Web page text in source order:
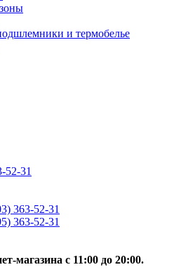
и термобелье
52-31
363-52-31
363-52-31
магазина с 11:00 до 20:00.